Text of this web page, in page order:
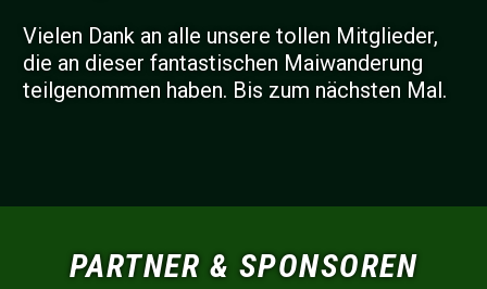
Vielen Dank an alle unsere tollen Mitglieder,
die an dieser fantastischen Maiwanderung
teilgenommen haben. Bis zum nächsten Mal.
PARTNER & SPONSOREN